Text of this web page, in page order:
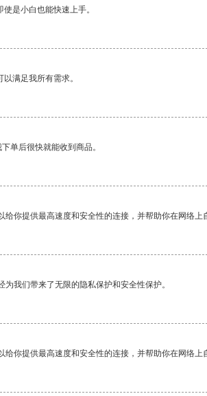
是小白也能快速上手。
满足我所有需求。
单后很快就能收到商品。
给你提供最高速度和安全性的连接，并帮助你在网络上
我们带来了无限的隐私保护和安全性保护。
给你提供最高速度和安全性的连接，并帮助你在网络上